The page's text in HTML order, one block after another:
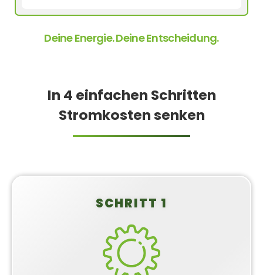
Deine Energie. Deine Entscheidung.
In 4 einfachen Schritten
Stromkosten senken
SCHRITT 1
Balkonkraftwerk
konfigurieren
Stelle dir dein individuelles Balkonkraftwerk-Set